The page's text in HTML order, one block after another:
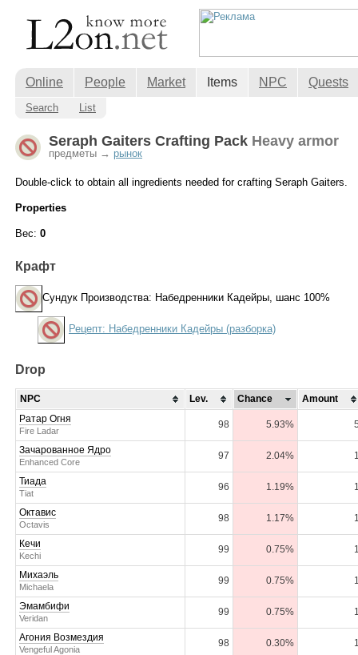
Online People Market Items NPC Quests
Search List
Seraph Gaiters Crafting Pack Heavy armor
предметы → рынок
Double-click to obtain all ingredients needed for crafting Seraph Gaiters.
Properties
Вес: 0
Крафт
Сундук Производства: Набедренники Кадейры, шанс 100%
Рецепт: Набедренники Кадейры (разборка)
Drop
NPC Lev. Chance
Amount
Ратар Огня
Fire Ladar
98 5.93%
Зачарованное Ядро
Enhanced Core
97 2.04%
Тиада
Tiat
96 1.19%
Октавис
Octavis
98 1.17%
Кечи
Kechi
99 0.75%
Михаэль
Michaela
99 0.75%
Эмамбифи
Veridan
99 0.75%
Агония Возмездия
Vengeful Agonia
98 0.30%